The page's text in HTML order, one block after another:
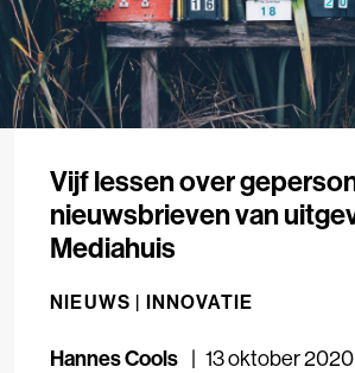
Vijf lessen over
nieuwsbrieven van
Mediahuis
NIEUWS | INNOVATIE
Hannes Cools 13 oktober 2020